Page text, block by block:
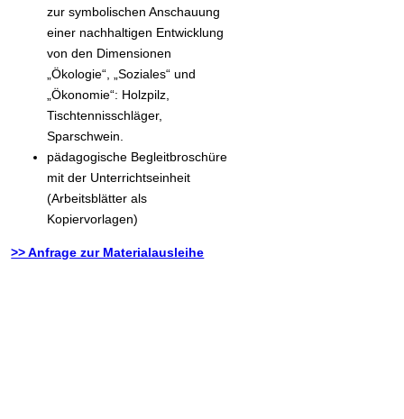
zur symbolischen Anschauung
einer nachhaltigen Entwicklung
von den Dimensionen
„Ökologie“, „Soziales“ und
„Ökonomie“: Holzpilz,
Tischtennisschläger,
Sparschwein.
pädagogische Begleitbroschüre
mit der Unterrichtseinheit
(Arbeitsblätter als
Kopiervorlagen)
>> Anfrage zur Materialausleihe